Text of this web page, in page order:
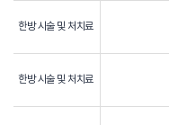
한방 시술 및 처치료
한방 시술 및 처치료